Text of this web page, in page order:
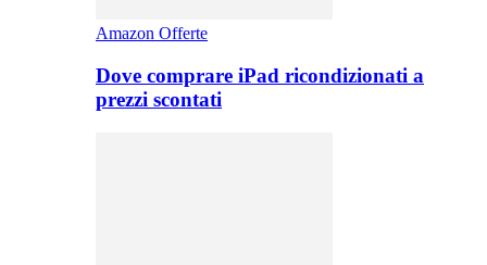
Amazon Offerte
Dove comprare iPad ricondizionati a
prezzi scontati